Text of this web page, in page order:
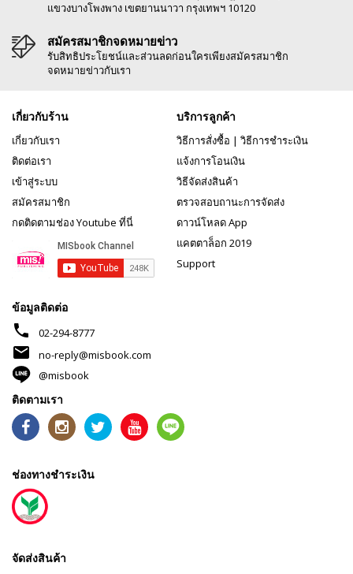
แขวงบางโพงพาง เขตยานนาวา กรุงเทพฯ 10120
สมัครสมาชิกจดหมายข่าว
รับสิทธิประโยชน์และส่วนลดก่อนใครเพียงสมัครสมาชิก
จดหมายข่าวกับเรา
เกี่ยวกับร้าน
เกี่ยวกับเรา
ติดต่อเรา
เข้าสู่ระบบ
สมัครสมาชิก
กดติดตามช่อง Youtube ที่นี่
บริการลูกค้า
วิธีการสั่งซื้อ | วิธีการชำระเงิน
แจ้งการโอนเงิน
วิธีจัดส่งสินค้า
ตรวจสอบถานะการจัดส่ง
ดาวน์โหลด App
แคตตาล็อก 2019
Support
ข้อมูลติดต่อ
phone 02-294-8777
mail
no-reply@misbook.com
@misbook
ติดตามเรา
ช่องทางชำระเงิน
จัดส่งสินค้า